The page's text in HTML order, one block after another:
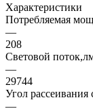
Характеристики
Потребляемая
—
208
Световой
—
29744
Угол рассеивания
—